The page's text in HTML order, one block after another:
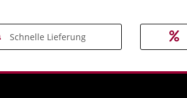
Schnelle Lieferung